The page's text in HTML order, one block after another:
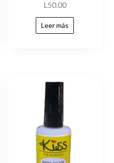
L50.00
Leer más